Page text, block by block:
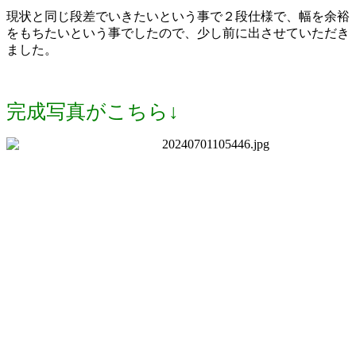
現状と同じ段差でいきたいという事で２段仕様で、幅を余裕
をもちたいという事でしたので、少し前に出させていただき
ました。
完成写真がこちら↓